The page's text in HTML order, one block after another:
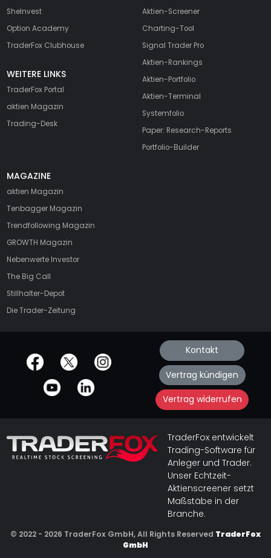
SheInvest
Option Academy
TraderFox Clubhouse
WEITERE LINKS
TraderFox Portal
aktien Magazin
Trading-Desk
Aktien-Screener
Charting-Tool
Signal Trader Pro
Aktien-Rankings
Aktien-Portfolio
Aktien-Terminal
Systemfolio
Paper: Research-Reports
Portfolio-Builder
MAGAZINE
aktien Magazin
Tenbagger Magazin
Trendfollowing Magazin
GROWTH Magazin
Nebenwerte Investor
The Big Call
Stillhalter-Depot
Die Trader-Zeitung
offizielle Social Media-Accounts Kontakt
Vertrag kündigen
Vertrag widerrufen
TraderFox entwickelt
Trading-Software für
Anleger und Trader.
Unser Echtzeit-
Aktienscreener setzt
Maßstäbe in der
Branche.
© 2022 - 2026 TraderFox GmbH, All Rights Reserved TraderFox
GmbH